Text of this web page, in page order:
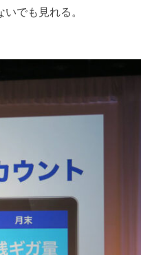
でも見れる。